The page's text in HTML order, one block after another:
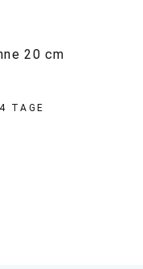
20 cm
TAGE